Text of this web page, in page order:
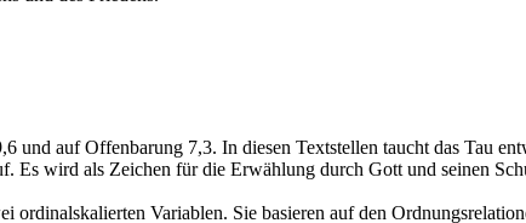
auf Offenbarung 7,3. In diesen Textstellen taucht das Tau
Es wird als Zeichen für die Erwählung durch Gott und seinen
Variablen. Sie basieren auf den